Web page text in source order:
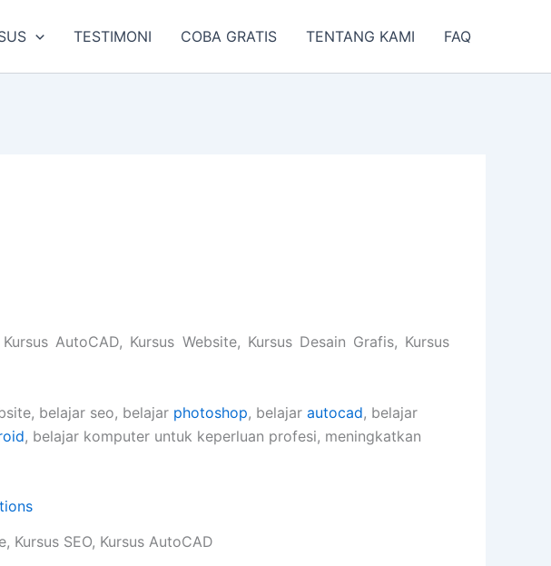
TESTIMONI COBA GRATIS TENTANG KAMI FAQ
AutoCAD, Kursus Website, Kursus Desain Grafis, Kursus
belajar seo, belajar photoshop, belajar autocad, belajar
, belajar komputer untuk keperluan profesi, meningkatkan
Kursus SEO, Kursus AutoCAD